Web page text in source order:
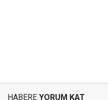
HABERE YORUM KAT